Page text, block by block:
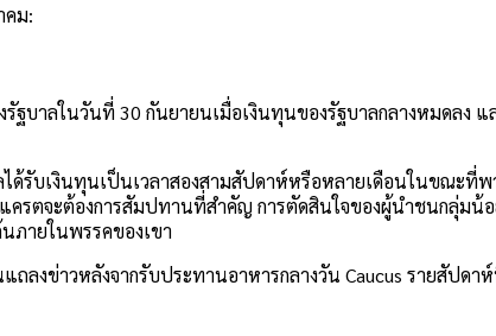
คม:
รัฐบาลในวันที่ 30 กันยายนเมื่อเงินทุนของรัฐบาลกลางหมดล
ได้รับเงินทุนเป็นเวลาสองสามสัปดาห์หรือหลายเดือนในขณะ
ตจะต้องการสัมปทานที่สำคัญ การตัดสินใจของผู้นำชนกลุ่มน้
ภายในพรรคของเขา
ถลงข่าวหลังจากรับประทานอาหารกลางวัน Caucus รายสัปด